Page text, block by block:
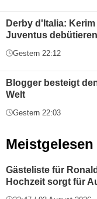
Derby d'Italia:
Juventus debütieren
Gestern 22:12
Blogger besteigt
Welt
Gestern 22:03
Meistgelesen
Gästeliste für
Hochzeit sorgt für